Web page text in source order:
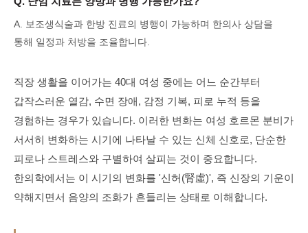
A.
보조생식술과 한방 진료의 병행이 가능하며 한의사 상담을
통해 일정과 처방을 조율합니다.
직장 생활을 이어가는 40대 여성 중에는 어느 순간부터
갑작스러운 열감, 수면 장애, 감정 기복, 피로 누적 등을
경험하는 경우가 있습니다. 이러한 변화는 여성 호르몬 분비가
서서히 변화하는 시기에 나타날 수 있는 신체 신호로, 단순한
피로나 스트레스와 구별하여 살피는 것이 중요합니다.
한의학에서는 이 시기의 변화를 '신허(腎虛)', 즉 신장의 기운이
약해지면서 음양의 조화가 흔들리는 상태로 이해합니다.